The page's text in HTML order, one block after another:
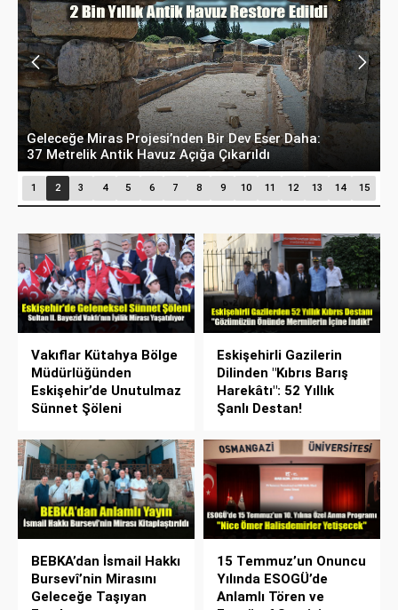
Geleceğe Miras Projesi’nden Bir Dev Eser Daha:
37 Metrelik Antik Havuz Açığa Çıkarıldı
1 2 3 4 5 6 7 8 9 10 11 12 13 14 15
Vakıflar Kütahya Bölge
Müdürlüğünden
Eskişehir’de Unutulmaz
Sünnet Şöleni
Eskişehirli Gazilerin
Dilinden "Kıbrıs Barış
Harekâtı": 52 Yıllık
Şanlı Destan!
BEBKA’dan İsmail Hakkı
Bursevî’nin Mirasını
Geleceğe Taşıyan
15 Temmuz’un Onuncu
Yılında ESOGÜ’de
Anlamlı Tören ve